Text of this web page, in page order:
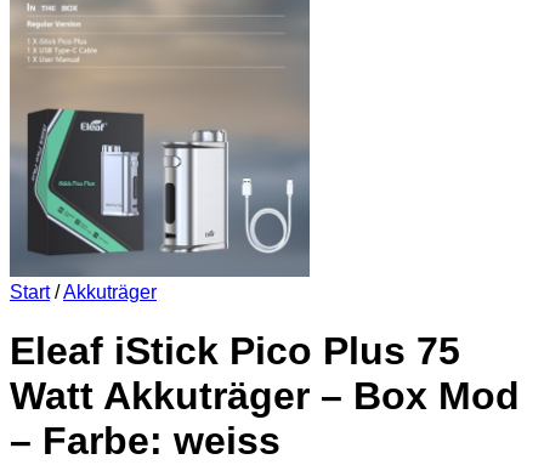
Start /Akkuträger
Eleaf iStick Pico Plus 75
Watt Akkuträger – Box Mod
– Farbe: weiss